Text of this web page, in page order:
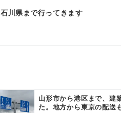
石川県まで行ってきます
山形市から港区まで、建
た。地方から東京の配送